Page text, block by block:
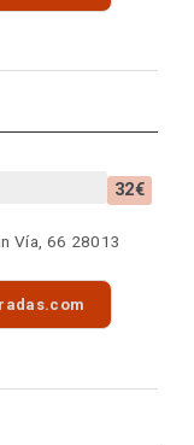
32€
Vía, 66 28013